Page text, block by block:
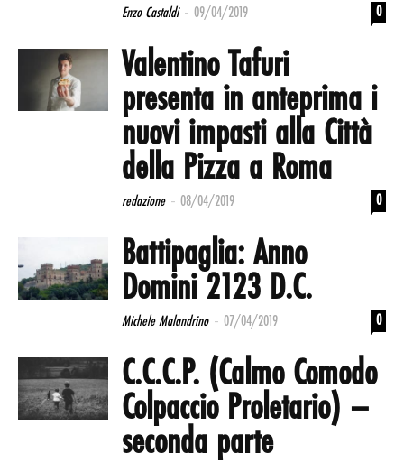
Enzo Castaldi - 09/04/2019 0
Valentino Tafuri
presenta in anteprima i
nuovi impasti alla Città
della Pizza a Roma
redazione - 08/04/2019 0
Battipaglia: Anno
Domini 2123 D.C.
Michele Malandrino - 07/04/2019 0
C.C.C.P. (Calmo Comodo
Colpaccio Proletario) –
seconda parte